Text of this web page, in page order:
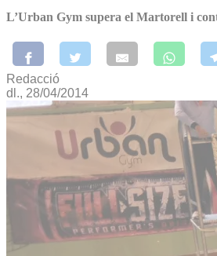
L’Urban Gym supera el Martorell i
Redacció
dl., 28/04/2014